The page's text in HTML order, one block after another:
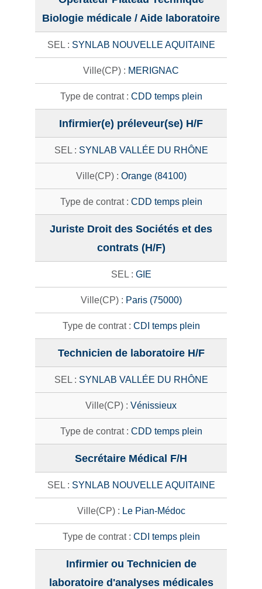
Biologie médicale / Aide laboratoire
SYNLAB NOUVELLE AQUITAINE
MERIGNAC
CDD temps plein
Infirmier(e) préleveur(se) H/F
SYNLAB VALLÉE DU RHÔNE
Orange (84100)
CDD temps plein
Juriste Droit des Sociétés et des
contrats (H/F)
GIE
Paris (75000)
CDI temps plein
Technicien de laboratoire H/F
SYNLAB VALLÉE DU RHÔNE
Vénissieux
CDD temps plein
Secrétaire Médical F/H
SYNLAB NOUVELLE AQUITAINE
Le Pian-Médoc
CDI temps plein
Infirmier ou Technicien de
laboratoire d'analyses médicales